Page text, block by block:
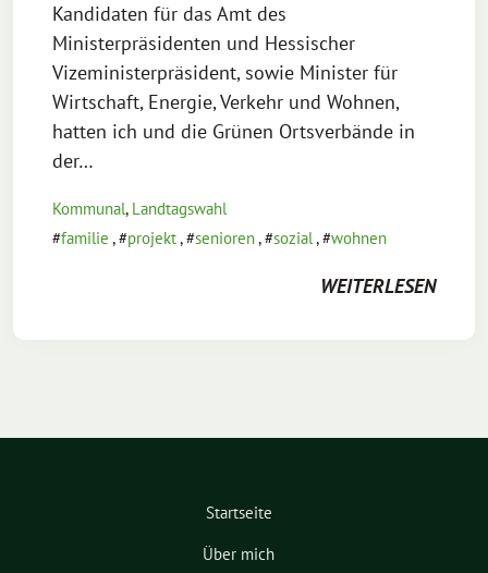
Kandidaten für das Amt des
Ministerpräsidenten und Hessischer
Vizeministerpräsident, sowie Minister für
Wirtschaft, Energie, Verkehr und Wohnen,
hatten ich und die Grünen Ortsverbände in
der…
Kommunal, Landtagswahl
familie , projekt, senioren, sozial, wohnen
WEITERLESEN
Startseite
Über mich